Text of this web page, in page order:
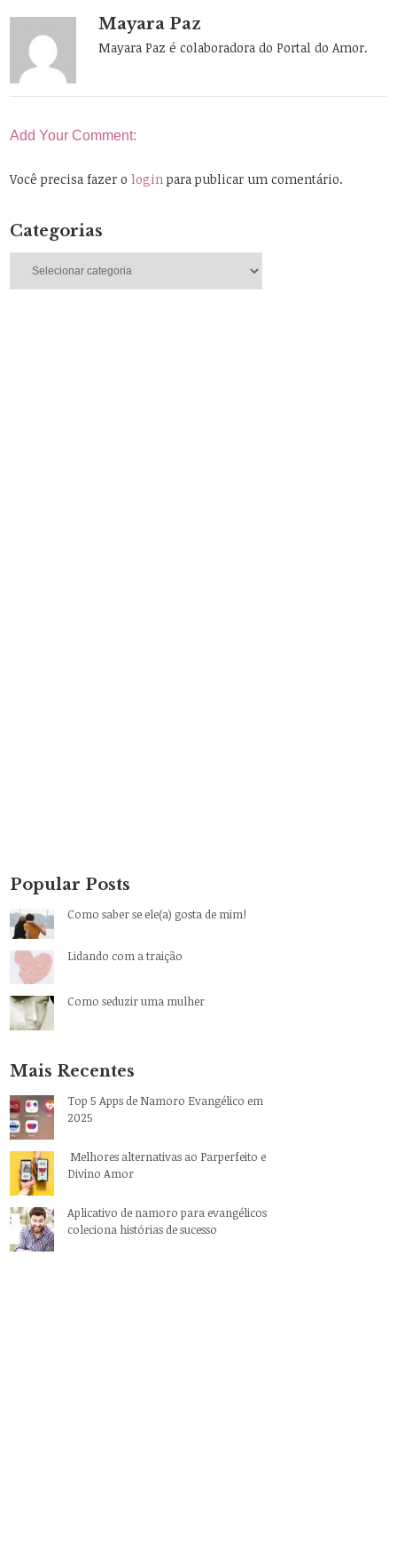
Mayara Paz
Mayara Paz é colaboradora do Portal do Amor.
Add Your Comment:
Você precisa fazer ologin para publicar um comentário.
Categorias
Popular Posts
Como saber se ele(a) gosta de mim!
Lidando com a traição
Como seduzir uma mulher
Mais Recentes
Top 5 Apps de Namoro Evangélico em
2025
Melhores alternativas ao Parperfeito e
Divino Amor
Aplicativo de namoro para evangélicos
coleciona histórias de sucesso